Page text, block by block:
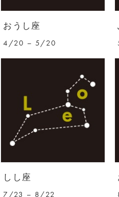
おうし座
4/20 – 5/20
しし座
7/23 – 8/22